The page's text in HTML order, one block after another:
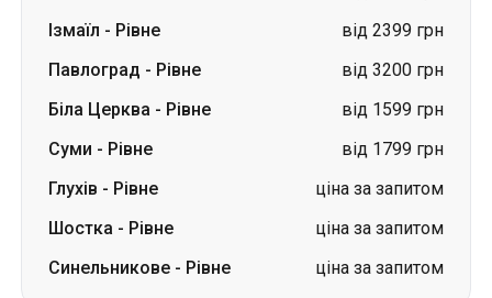
Ізмаїл - Рівне
від 2399 грн
Павлоград - Рівне
від 3200 грн
Біла Церква - Рівне
від 1599 грн
Суми - Рівне
від 1799 грн
Глухів - Рівне
ціна за запитом
Шостка - Рівне
ціна за запитом
Синельникове - Рівне ціна за запитом